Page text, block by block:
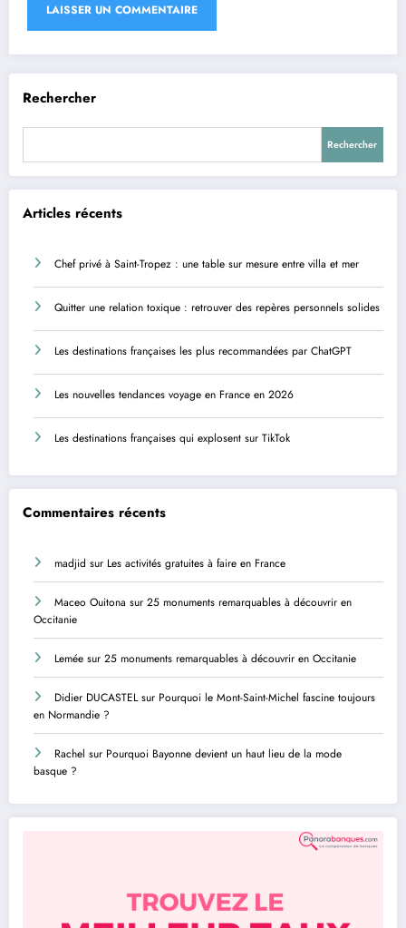
Rechercher
Rechercher
Articles récents
Chef privé à Saint-Tropez : une table sur mesure entre villa et mer
Quitter une relation toxique : retrouver des repères personnels solides
Les destinations françaises les plus recommandées par ChatGPT
Les nouvelles tendances voyage en France en 2026
Les destinations françaises qui explosent sur TikTok
Commentaires récents
madjid sur Les activités gratuites à faire en France
Maceo Ouitona sur 25 monuments remarquables à découvrir en
Occitanie
Lemée sur 25 monuments remarquables à découvrir en Occitanie
Didier DUCASTELsur Pourquoi le Mont-Saint-Michel fascine toujours
en Normandie ?
Rachel sur Pourquoi Bayonne devient un haut lieu de la mode
basque ?